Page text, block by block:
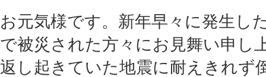
お元気様です。新年早々に発生し
で被災された方々にお見舞い申し
返し起きていた地震に耐えきれず